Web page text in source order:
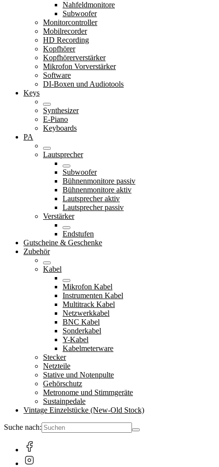
Nahfeldmonitore
Subwoofer
Monitorcontroller
Mobilrecorder
HD Recording
Kopfhörer
Kopfhörerverstärker
Mikrofon Vorverstärker
Software
DI-Boxen und Audiotools
Keys
Synthesizer
E-Piano
Keyboards
PA
Lautsprecher
Subwoofer
Bühnenmonitore passiv
Bühnenmonitore aktiv
Lautsprecher aktiv
Lautsprecher passiv
Verstärker
Endstufen
Gutscheine & Geschenke
Zubehör
Kabel
Mikrofon Kabel
Instrumenten Kabel
Multitrack Kabel
Netzwerkkabel
BNC Kabel
Sonderkabel
Y-Kabel
Kabelmeterware
Stecker
Netzteile
Stative und Notenpulte
Gehörschutz
Metronome und Stimmgeräte
Sustainpedale
Vintage Einzelstücke (New-Old Stock)
Suche nach: